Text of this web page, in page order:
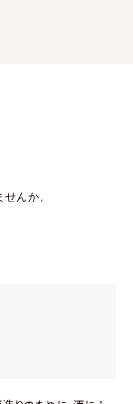
んか。